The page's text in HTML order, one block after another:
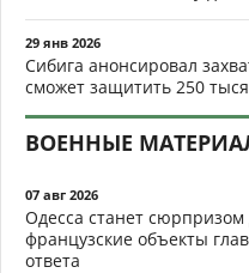
29 янв 2026
Сибига анонсировал
сможет защитить 250
ВОЕННЫЕ
07 авг 2026
Одесса станет
французские объекты
ответа